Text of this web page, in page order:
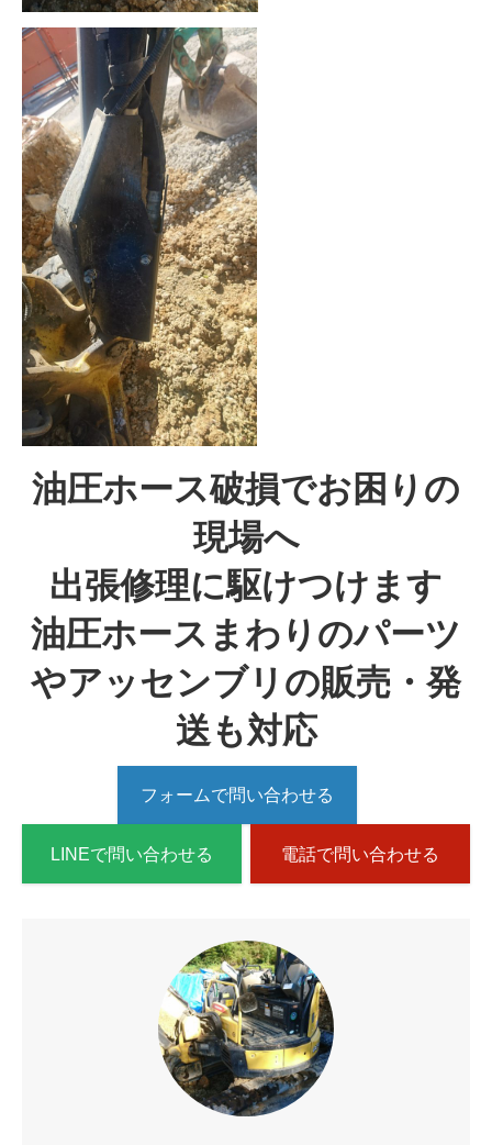
油圧ホース破損でお困りの
現場へ
出張修理に駆けつけます
油圧ホースまわりのパーツ
やアッセンブリの販売・発
送も対応
フォームで問い合わせる
LINEで問い合わせる 電話で問い合わせる